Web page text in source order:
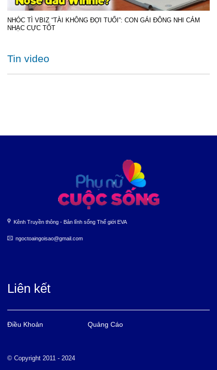
NHÓC TÌ VBIZ “TÀI KHÔNG ĐỢI TUỔI”: CON GÁI ĐÔNG NHI CẢM
NHẠC CỰC TỐT
Tin video
Kênh Truyền thông - Bản lĩnh sống Thế giới EVA
ngoctoaingoisao@gmail.com
Liên kết
Điều Khoản Quảng Cáo
© Copyright 2011 - 2024